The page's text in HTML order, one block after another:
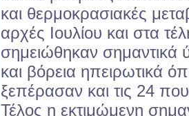
και θερμοκρασιακές
αρχές Ιουλίου και στα
σημειώθηκαν σημαντικά
και βόρεια ηπειρωτικά
ξεπέρασαν και τις 24 που
Τέλος η εκτιμώμενη